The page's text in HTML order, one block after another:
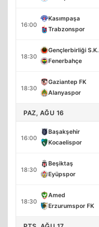
16:00
Kasımpaşa
Trabzonspor
18:30
Gençlerbirliği S.K.
Fenerbahçe
18:30
Gaziantep FK
Alanyaspor
PAZ, AĞU 16
16:00
Başakşehir
Kocaelispor
18:30
Beşiktaş
Eyüpspor
18:30
Amed
Erzurumspor FK